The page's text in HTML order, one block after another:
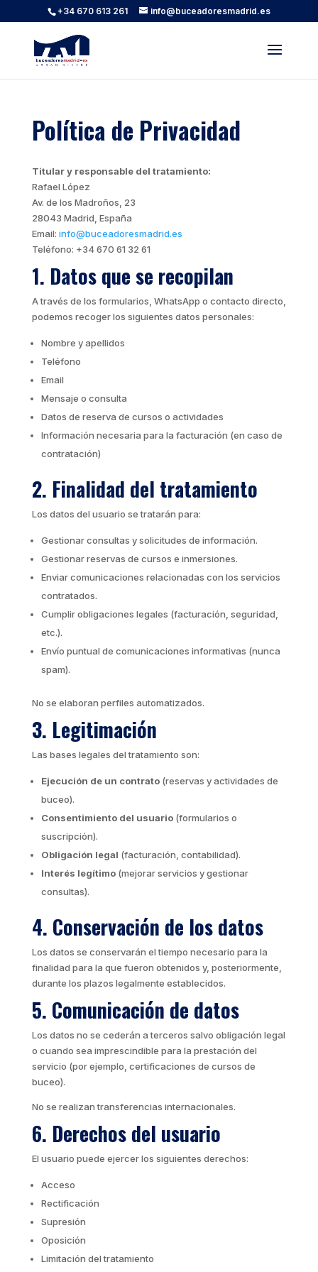
+34 670 613 261 info@buceadoresmadrid.es
Política de Privacidad
Titular y responsable del tratamiento:
Rafael López
Av. de los Madroños, 23
28043 Madrid, España
Email: info@buceadoresmadrid.es
Teléfono: +34 670 61 32 61
1. Datos que se recopilan
A través de los formularios, WhatsApp o contacto directo,
podemos recoger los siguientes datos personales:
Nombre y apellidos
Teléfono
Email
Mensaje o consulta
Datos de reserva de cursos o actividades
Información necesaria para la facturación (en caso de
contratación)
2. Finalidad del tratamiento
Los datos del usuario se tratarán para:
Gestionar consultas y solicitudes de información.
Gestionar reservas de cursos e inmersiones.
Enviar comunicaciones relacionadas con los servicios
contratados.
Cumplir obligaciones legales (facturación, seguridad,
etc.).
Envío puntual de comunicaciones informativas (nunca
spam).
No se elaboran perfiles automatizados.
3. Legitimación
Las bases legales del tratamiento son:
Ejecución de un contrato(reservas y actividades de
buceo).
Consentimiento del usuario(formularios o
suscripción).
Obligación legal (facturación, contabilidad).
Interés legítimo(mejorar servicios y gestionar
consultas).
4. Conservación de los datos
Los datos se conservarán el tiempo necesario para la
finalidad para la que fueron obtenidos y, posteriormente,
durante los plazos legalmente establecidos.
5. Comunicación de datos
Los datos no se cederán a terceros salvo obligación legal
o cuando sea imprescindible para la prestación del
servicio (por ejemplo, certificaciones de cursos de
buceo).
No se realizan transferencias internacionales.
6. Derechos del usuario
El usuario puede ejercer los siguientes derechos:
Acceso
Rectificación
Supresión
Oposición
Limitación del tratamiento